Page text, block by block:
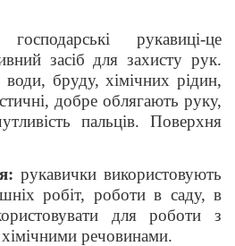
господарські рукавиці-це
засіб для захисту рук.
бруду, хімічних рідин,
добре облягають руку,
пальців. Поверхня
рукавички використовують
робіт, роботи в саду, в
для роботи з
речовинами.